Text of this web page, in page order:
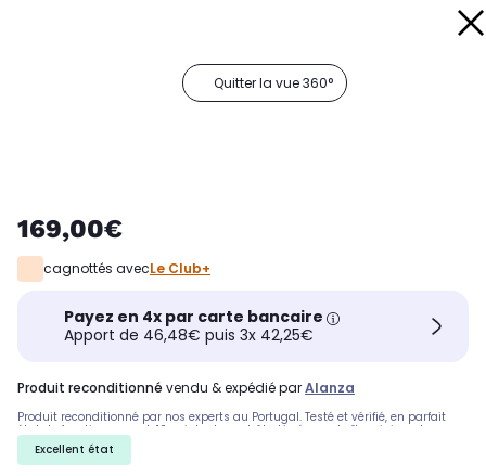
Quitter la vue 360°
169,00€
cagnottés avecLe Club+
Payez en 4x par carte bancaire
Apport de 46,48€ puis 3x 42,25€
produit reconditionné vendu & expédié parAlanza
Produit reconditionné par nos experts au Portugal. Testé et vérifié, en parfait
état de fonctionnement. 10 points de contrôle. Livré avec boîte origine, et
accessoire compris ). 30 jours pour changer d'avis. SAV réactif
Excellent état